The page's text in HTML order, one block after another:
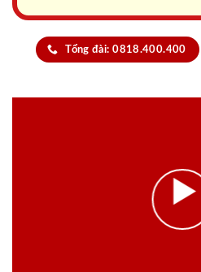
Tổng đài: 0818.400.400